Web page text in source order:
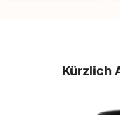
Kürzlich